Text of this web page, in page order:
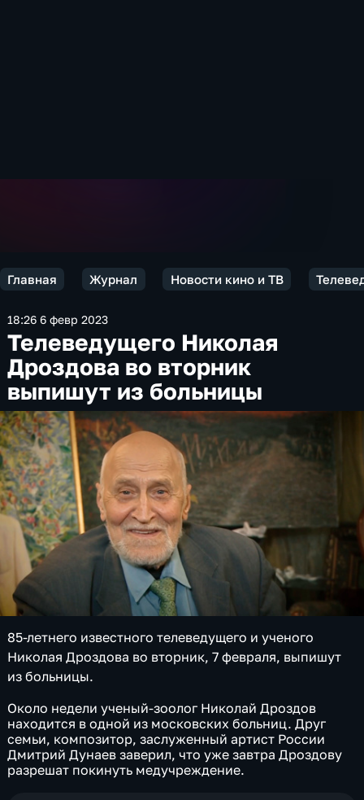
Главная Журнал Новости кино и ТВ
18:26 6 февр 2023
Телеведущего Николая
Дроздова во вторник
выпишут из больницы
85-летнего известного телеведущего и ученого
Николая Дроздова во вторник, 7 февраля, выпишут
из больницы.
Около недели ученый-зоолог Николай Дроздов
находится в одной из московских больниц. Друг
семьи, композитор, заслуженный артист России
Дмитрий Дунаев заверил, что уже завтра Дроздову
разрешат покинуть медучреждение.